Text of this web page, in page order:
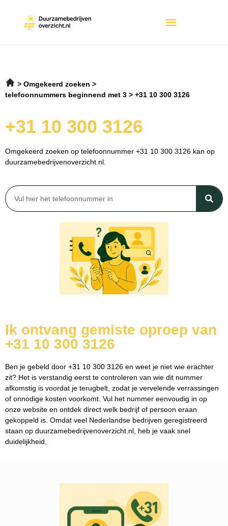
Omgekeerd zoeken
telefoonnummers beginnend met 3
+31 10 300 3126
+31 10 300 3126
Omgekeerd zoeken op telefoonnummer +31 10 300 3126 kan op
duurzamebedrijvenoverzicht.nl.
Ik ontvang gemiste oproep van
+31 10 300 3126
Ben je gebeld door +31 10 300 3126 en weet je niet wie erachter
zit? Het is verstandig eerst te controleren van wie dit nummer
afkomstig is voordat je terugbelt, zodat je vervelende verrassingen
of onnodige kosten voorkomt. Vul het nummer eenvoudig in op
onze website en ontdek direct welk bedrijf of persoon eraan
gekoppeld is. Omdat veel Nederlandse bedrijven geregistreerd
staan op duurzamebedrijvenoverzicht.nl, heb je vaak snel
duidelijkheid.